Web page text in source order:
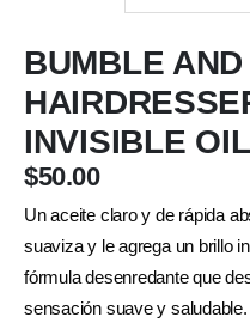
BUMBLE
INVISIBLE
$50.00
Un aceite claro y de rápida
suaviza y le agrega un brillo
fórmula desenredante que
sensación suave y